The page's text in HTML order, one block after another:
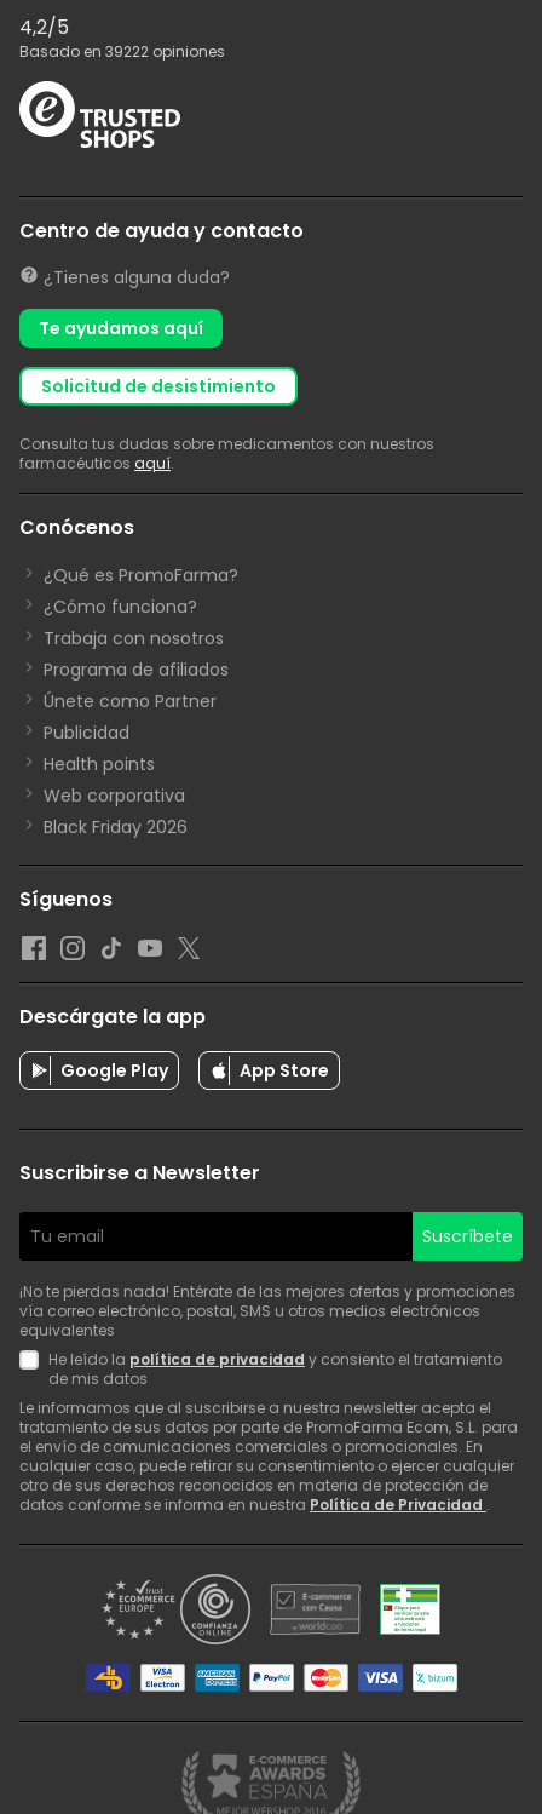
4,2/5
Basado en 39222 opiniones
Centro de ayuda y contacto
¿Tienes alguna duda?
Te ayudamos aquí
solicitud de desistimiento
Consulta tus dudas sobre medicamentos con nuestros
farmacéuticos aquí.
Conócenos
¿Qué es PromoFarma?
¿Cómo funciona?
Trabaja con nosotros
Programa de afiliados
Únete como Partner
Publicidad
Health points
Web corporativa
Black Friday 2026
Síguenos
Descárgate la app
Google Play App Store
Suscribirse a Newsletter
Suscríbete
¡No te pierdas nada! Entérate de las mejores ofertas y promociones
vía correo electrónico, postal, SMS u otros medios electrónicos
equivalentes
He leído la política de privacidad y consiento el tratamiento
de mis datos
Le informamos que al suscribirse a nuestra newsletter acepta el
tratamiento de sus datos por parte de PromoFarma Ecom, S.L. para
el envío de comunicaciones comerciales o promocionales. En
cualquier caso, puede retirar su consentimiento o ejercer cualquier
otro de sus derechos reconocidos en materia de protección de
datos conforme se informa en nuestra Política de Privacidad .